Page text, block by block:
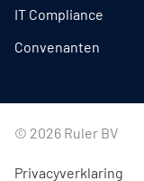
IT Compliance
Convenanten
© 2026 Ruler BV
Privacyverklaring